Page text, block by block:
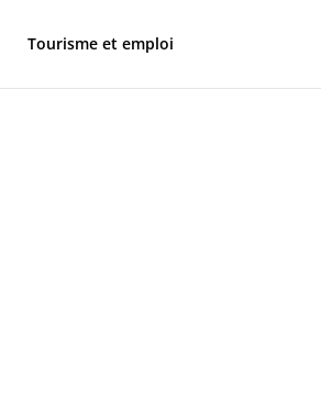
Tourisme et emploi